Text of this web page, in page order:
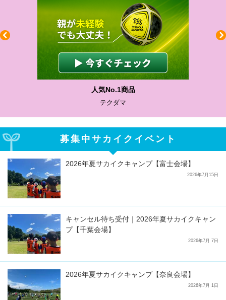
人気No.1商品
テクダマ
募集中サカイクイベント
2026年夏サカイクキャンプ【富士会場】
2026年7月15日
キャンセル待ち受付｜2026年夏サカイクキャン
プ【千葉会場】
2026年7月 7日
2026年夏サカイクキャンプ【奈良会場】
2026年7月 1日